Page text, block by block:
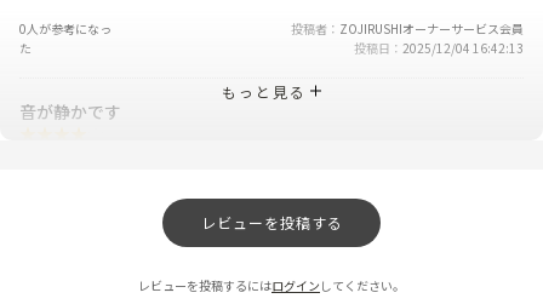
0人が参考になっ
た
投稿者
ZOJIRUSHIオーナーサービス会員
投稿日
2025/12/04 16:42:13
音が静かです
以前使用していたものより音が静かで、精米機能も満足しています。
希望としては、もう少し軽量化、コンパクト化に加え、精米開始後に出る未
もっと見る
レビューを投稿する
レビューを投稿するにはログイン してください。